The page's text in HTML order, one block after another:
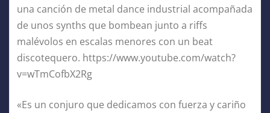
una canción de metal dance industrial acompañada
de unos synths que bombean junto a riffs
malévolos en escalas menores con un beat
discotequero. https://www.youtube.com/watch?
v=wTmCofbX2Rg
«Es un conjuro que dedicamos con fuerza y cariño